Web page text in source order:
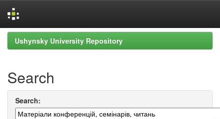
Skip
navigation
Ushynsky University Repository
Search
Search: